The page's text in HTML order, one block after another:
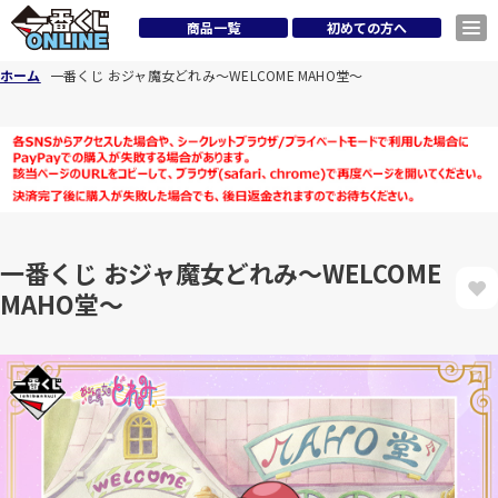
商品一覧 初めての方へ
ホーム 一番くじ おジャ魔女どれみ～WELCOME MAHO堂～
一番くじ おジャ魔女どれみ～WELCOME
MAHO堂～